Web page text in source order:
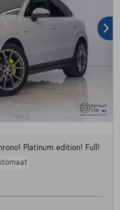
Platinum edition! Full!